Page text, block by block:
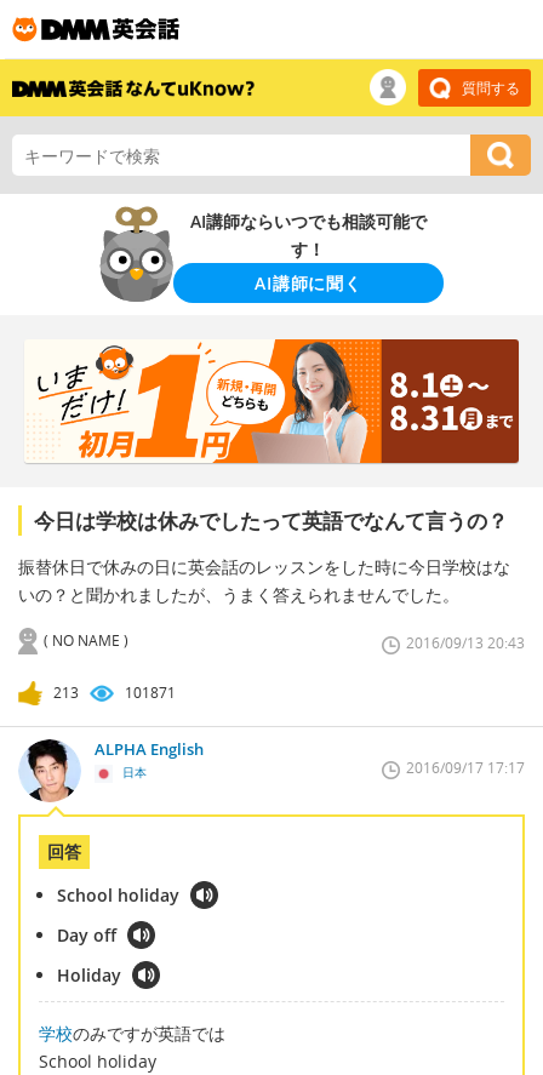
質問する
AI講師ならいつでも相談可能で
す！
AI講師に聞く
今日は学校は休みでしたって英語でなんて言うの？
振替休日で休みの日に英会話のレッスンをした時に今日学校はな
いの？と聞かれましたが、うまく答えられませんでした。
( NO NAME ) 2016/09/13 20:43
213 101871
ALPHA English
日本 2016/09/17 17:17
回答
School holiday
Day off
Holiday
学校のみですが英語では
School holiday